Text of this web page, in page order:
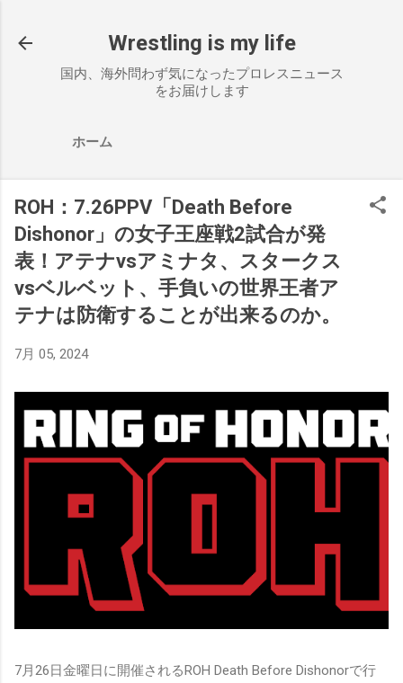
Wrestling is my life
国内、海外問わず気になったプロレスニュース
をお届けします
ホーム
ROH：7.26PPV「Death Before
Dishonor」の女子王座戦2試合が発
表！アテナvsアミナタ、スタークス
vsベルベット、手負いの世界王者ア
テナは防衛することが出来るのか。
7月 05, 2024
7月26日金曜日に開催されるROH Death Before Dishonorで行